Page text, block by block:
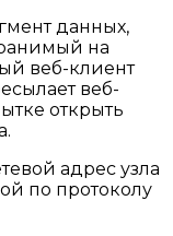
данных,
на
веб-клиент
веб-
открыть
адрес узла
по протоколу